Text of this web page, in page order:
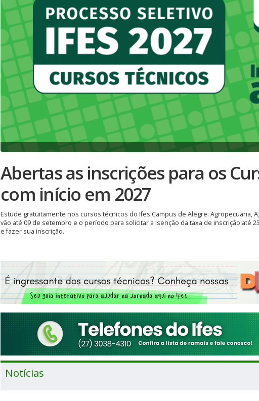
Abertas as inscrições para os
com início em 2027
Estude gratuitamente nos cursos técnicos do Ifes Campus de Alegre: Agropecuária,
vão até 09 de setembro e o período para solicitar a isenção da taxa de inscrição até
e fazer sua inscrição.
Notícias